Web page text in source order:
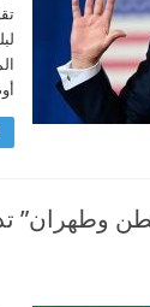
مغلقة
وطهران”